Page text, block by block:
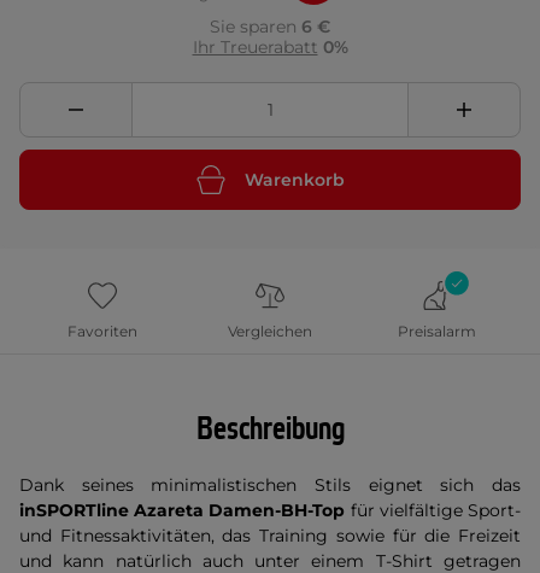
Sie sparen 6 €
Ihr Treuerabatt 0%
Warenkorb
Favoriten Vergleichen Preisalarm
Beschreibung
Dank seines minimalistischen Stils eignet sich das
inSPORTline Azareta Damen-BH-Top für vielfältige Sport-
und Fitnessaktivitäten, das Training sowie für die Freizeit
und kann natürlich auch unter einem T-Shirt getragen